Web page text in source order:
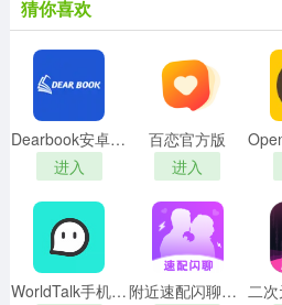
猜你喜欢
Dearbook安卓官方版
进入
百恋官方版
进入
WorldTalk手机正版
附近速配闪聊正版